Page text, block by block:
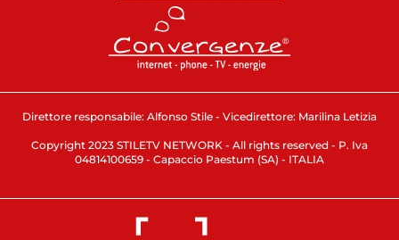
Direttore responsabile: Alfonso Stile - Vicedirettore: Marilina Letizia
Copyright 2023 STILETV NETWORK - All rights reserved - P. Iva
04814100659 - Capaccio Paestum (SA) - ITALIA